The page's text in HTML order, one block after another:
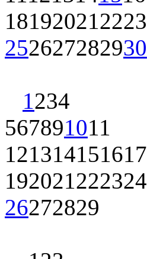
181920212223
252627282930
1234
567891011
121314151617
192021222324
26272829